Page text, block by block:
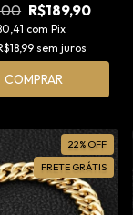
R$189,90
com Pix
sem juros
COMPRAR
22% OFF
FRETE GRÁTIS